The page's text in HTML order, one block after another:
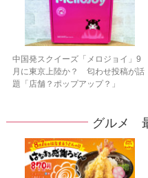
中国発スクイーズ「メロジョイ」9
月に東京上陸か？ 匂わせ投稿が話
題「店舗？ポップアップ？」
グルメ